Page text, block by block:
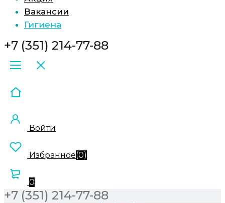
Вакансии
Гигиена
+7 (351) 214-77-88
Войти
Избранное(0)
0
+7 (351) 214-77-88